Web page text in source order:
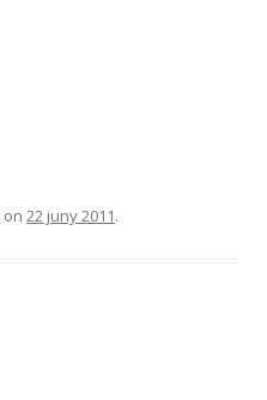
on 22 juny 2011.